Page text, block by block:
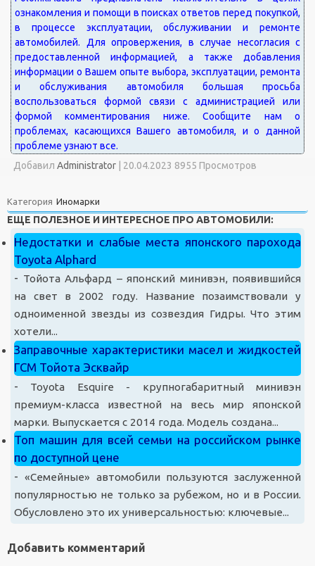
Добавил Administrator 20.04.2023 8955 Просмотров
Категория Иномарки
ЕЩЕ ПОЛЕЗНОЕ И ИНТЕРЕСНОЕ ПРО АВТОМОБИЛИ:
Недостатки и слабые места японского парохода
Toyota Alphard
- Тойота Альфард – японский минивэн, появившийся
на свет в 2002 году. Название позаимствовали у
одноименной звезды из созвездия Гидры. Что этим
хотели...
Заправочные характеристики масел и жидкостей
ГСМ Тойота Эсквайр
- Toyota Esquire - крупногабаритный минивэн
премиум-класса известной на весь мир японской
марки. Выпускается с 2014 года. Модель создана...
Топ машин для всей семьи на российском рынке
по доступной цене
- «Семейные» автомобили пользуются заслуженной
популярностью не только за рубежом, но и в России.
Обусловлено это их универсальностью: ключевые...
Добавить комментарий